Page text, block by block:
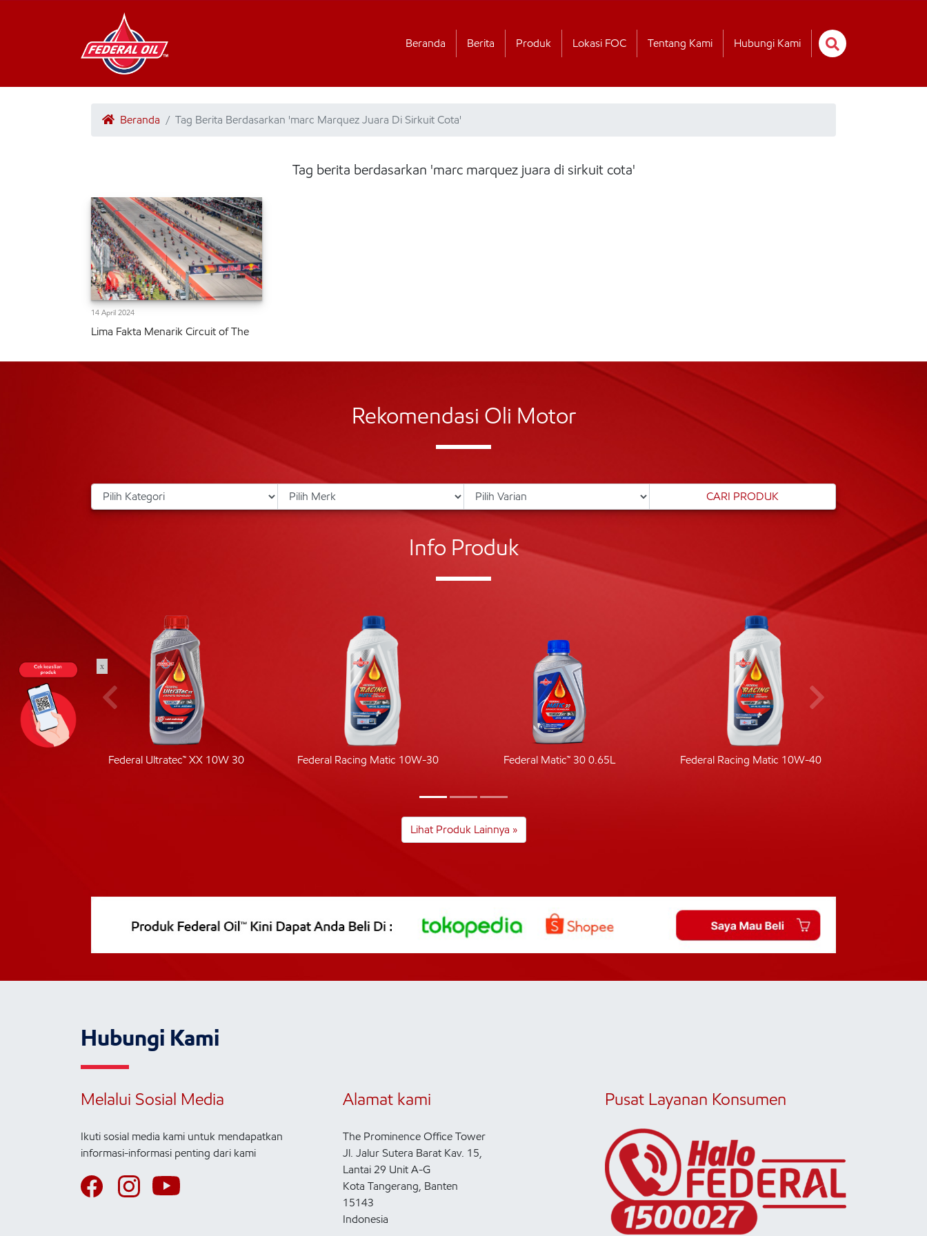
Beranda Berita Produk Lokasi FOC Tentang Kami Hubungi Kami
Beranda Tag Berita Berdasarkan 'marc Marquez Juara Di Sirkuit Cota'
Tag berita berdasarkan 'marc marquez juara di sirkuit cota'
14 April 2024
Lima Fakta Menarik Circuit of The
Rekomendasi Oli Motor
Info Produk
Federal Ultratec™ XX 10W 30 Federal Racing Matic 10W-30 Federal Matic™ 30 0.65L Federal Racing Matic 10W-40
Lihat Produk Lainnya »
Hubungi Kami
Melalui Sosial Media
Ikuti sosial media kami untuk mendapatkan
informasi-informasi penting dari kami
Alamat kami
The Prominence Office Tower
Jl. Jalur Sutera Barat Kav. 15,
Lantai 29 Unit A-G
Kota Tangerang, Banten
15143
Indonesia
Pusat Layanan Konsumen
x